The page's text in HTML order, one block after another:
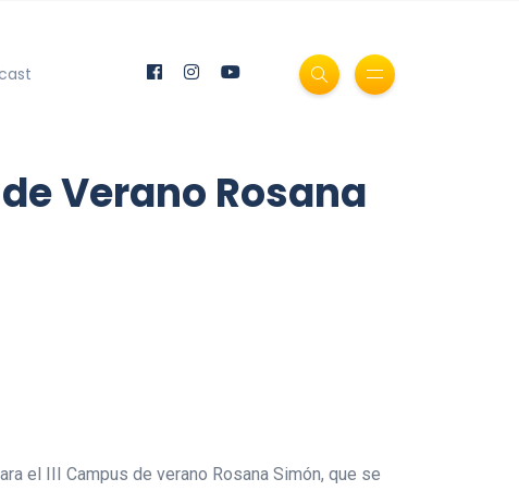
Verano Rosana
el III Campus de verano Rosana Simón, que se